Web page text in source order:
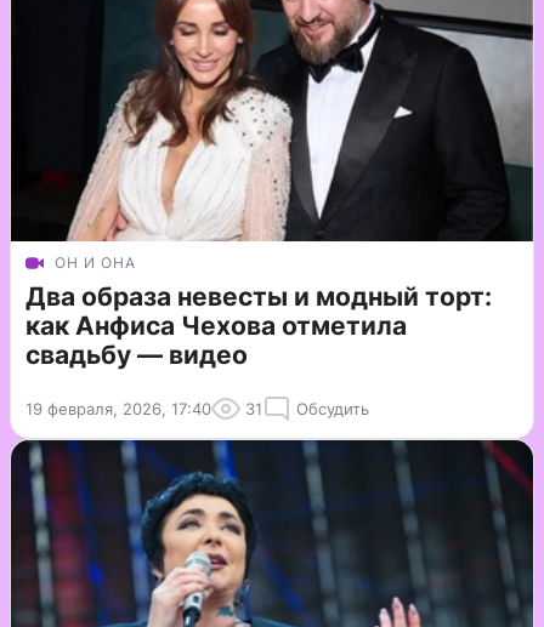
ОН И ОНА
Два образа невесты и модный торт:
как Анфиса Чехова отметила
свадьбу — видео
19 февраля, 2026, 17:40 31 Обсудить